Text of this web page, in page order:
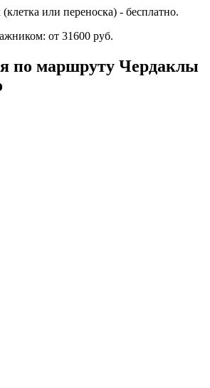
или переноска) - бесплатно.
от 31600 руб.
по маршруту Чердаклы